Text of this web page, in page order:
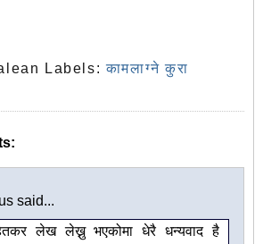
Labels:कामलाग्ने कुरा
said...
लेख लेख्नु भएकोमा धेरै धन्यवाद है